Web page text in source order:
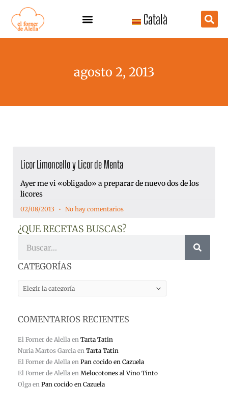
contenido
Català
agosto 2, 2013
Licor Limoncello y Licor de Menta
Ayer me vi «obligado» a preparar de nuevo dos de los
licores
02/08/2013 No hay comentarios
¿QUE RECETAS BUSCAS?
CATEGORÍAS
CATEGORÍAS
COMENTARIOS RECIENTES
El Forner de Alella en Tarta Tatin
Nuria Martos Garcia en Tarta Tatin
El Forner de Alella en Pan cocido en Cazuela
El Forner de Alella en Melocotones al Vino Tinto
Olga en Pan cocido en Cazuela